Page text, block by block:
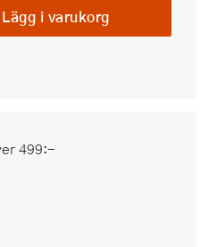
Lägg i varukorg
499:-